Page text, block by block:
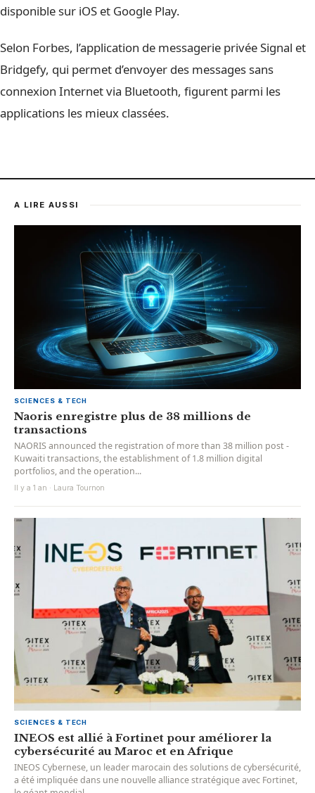
disponible sur iOS et Google Play.
Selon Forbes, l’application de messagerie privée Signal et
Bridgefy, qui permet d’envoyer des messages sans
connexion Internet via Bluetooth, figurent parmi les
applications les mieux classées.
A LIRE AUSSI
SCIENCES & TECH
Naoris enregistre plus de 38 millions de
transactions
NAORIS announced the registration of more than 38 million post -
Kuwaiti transactions, the establishment of 1.8 million digital
portfolios, and the operation...
Il y a 1 an · Laura Tournon
SCIENCES & TECH
INEOS est allié à Fortinet pour améliorer la
cybersécurité au Maroc et en Afrique
INEOS Cybernese, un leader marocain des solutions de cybersécurité,
a été impliquée dans une nouvelle alliance stratégique avec Fortinet,